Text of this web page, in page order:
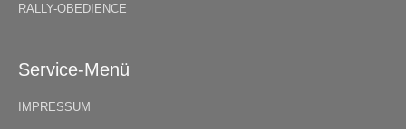
RALLY-OBEDIENCE
Service-Menü
IMPRESSUM